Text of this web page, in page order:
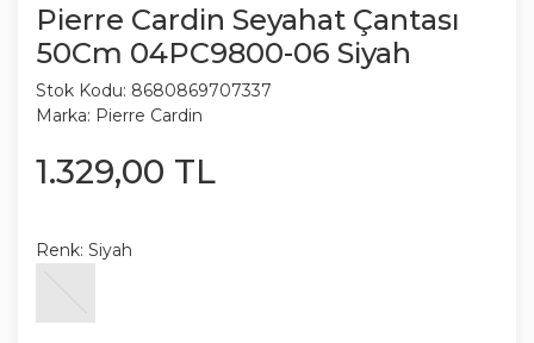
Pierre Cardin Seyahat Çantası
50Cm 04PC9800-06 Siyah
Stok Kodu: 8680869707337
Marka: Pierre Cardin
1.329,00 TL
Renk: Siyah